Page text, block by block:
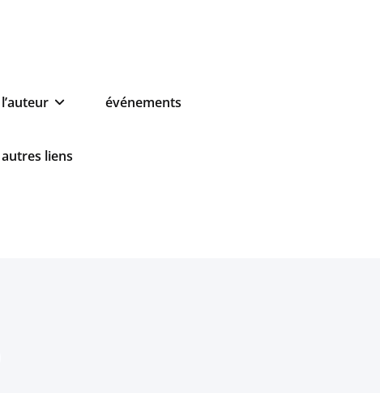
l’auteur événements
autres liens